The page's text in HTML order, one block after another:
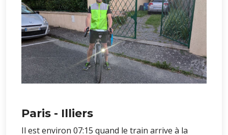
Paris - Illiers
Il est environ 07:15 quand le train arrive à la